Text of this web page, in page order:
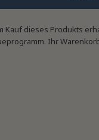
Kauf dieses Produkts
Ihr